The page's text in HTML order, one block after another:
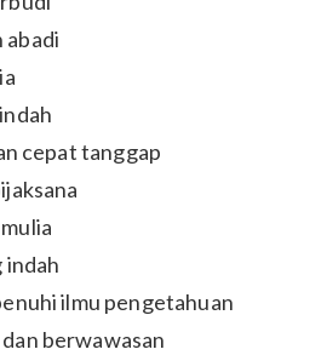
abadi
cepat tanggap
indah
ilmu pengetahuan
berwawasan